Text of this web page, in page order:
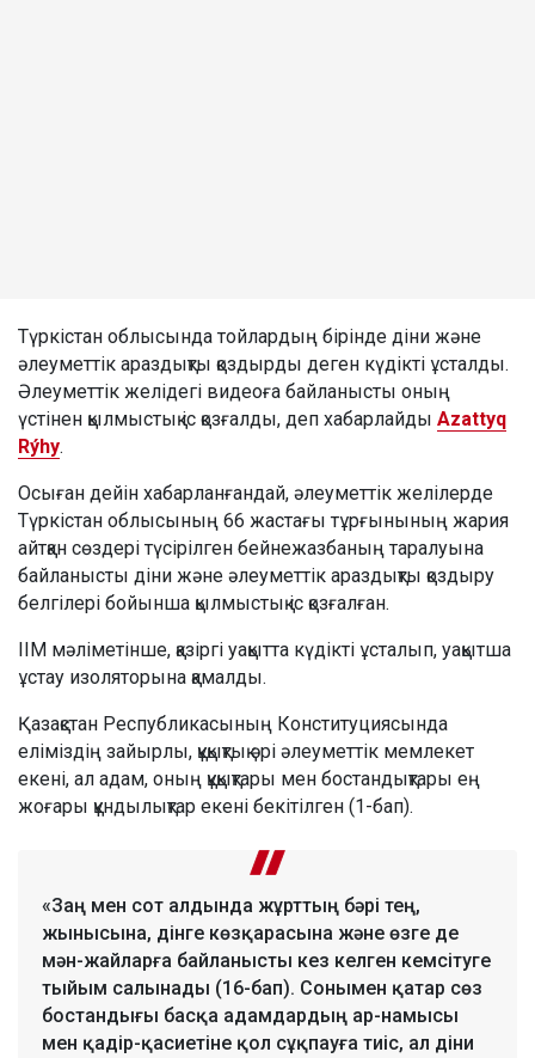
Түркістан облысында тойлардың бірінде діни және
әлеуметтік араздықты қоздырды деген күдікті ұсталды.
Әлеуметтік желідегі видеоға байланысты оның
үстінен қылмыстық іс қозғалды, деп хабарлайды Azattyq
Rýhy.
Осыған дейін хабарланғандай, әлеуметтік желілерде
Түркістан облысының 66 жастағы тұрғынының жария
айтқан сөздері түсірілген бейнежазбаның таралуына
байланысты діни және әлеуметтік араздықты қоздыру
белгілері бойынша қылмыстық іс қозғалған.
ІІМ мәліметінше, қазіргі уақытта күдікті ұсталып, уақытша
ұстау изоляторына қамалды.
Қазақстан Республикасының Конституциясында
еліміздің зайырлы, құқықтық әрі әлеуметтік мемлекет
екені, ал адам, оның құқықтары мен бостандықтары ең
жоғары құндылықтар екені бекітілген (1-бап).
«Заң мен сот алдында жұрттың бәрі тең,
жынысына, дінге көзқарасына және өзге де
мән-жайларға байланысты кез келген кемсітуге
тыйым салынады (16-бап). Сонымен қатар сөз
бостандығы басқа адамдардың ар-намысы
мен қадір-қасиетіне қол сұқпауға тиіс, ал діни